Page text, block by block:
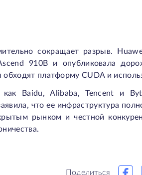
сокращает разрыв.
910B и опубликовала
платформу CUDA и
Baidu, Alibaba, Tencent и
что ее инфраструктура
рынком и честной
Поделиться